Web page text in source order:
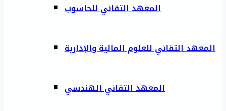
المعهد التقاني للحاسوب
المعهد التقاني للعلوم المالية والإدارية
المعهد التقاني الهندسي